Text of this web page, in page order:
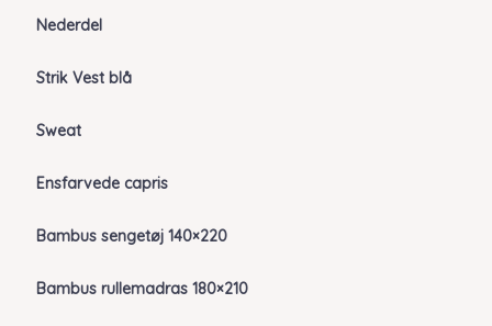
Nederdel
Strik Vest blå
Sweat
Ensfarvede capris
Bambus sengetøj 140×220
Bambus rullemadras 180×210